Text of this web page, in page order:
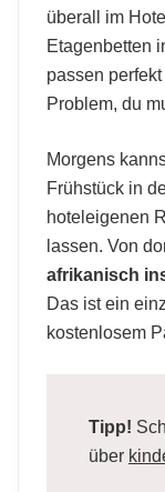
überall im
Etagenbetten
passen
Problem, du
Morgens
Frühstück in
hoteleigenen
lassen. Von
afrikanisch
Das ist ein
kostenlosem
Tipp!
über